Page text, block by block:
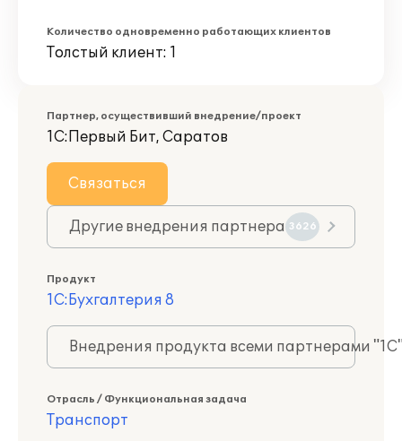
Количество одновременно работающих клиентов
Толстый клиент: 1
Партнер, осуществивший внедрение/проект
1С:Первый Бит, Саратов
Связаться
Другие внедрения партнера 3626
Продукт
1С:Бухгалтерия 8
Внедрения продукта всеми партнерами
Отрасль / Функциональная задача
Транспорт